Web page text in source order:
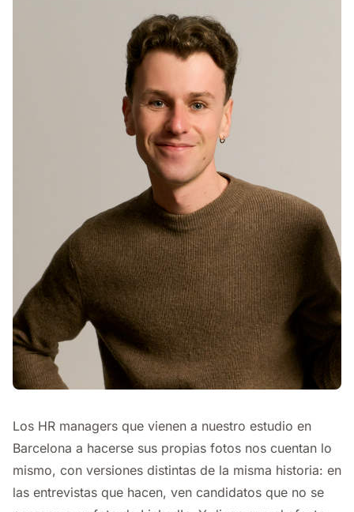
Los HR managers que vienen a nuestro estudio en
Barcelona a hacerse sus propias fotos nos cuentan lo
mismo, con versiones distintas de la misma historia: en
las entrevistas que hacen, ven candidatos que no se